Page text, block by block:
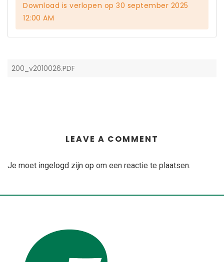
Download is verlopen op 30 september 2025
12:00 AM
200_v2010026.PDF
LEAVE A COMMENT
Je moet ingelogd zijn op om een reactie te plaatsen.